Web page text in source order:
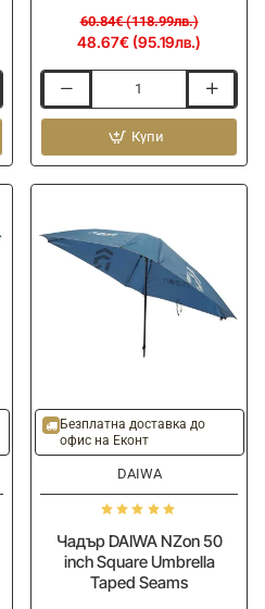
48.67€ (95.19лв.)
60.84€ (118.99лв.)
за
DRENNAN
Bait
Купи
-20%
Безплатна доставка до
офис на Еконт
DAIWA
Чадър DAIWA NZon 50
inch Square Umbrella
Taped Seams